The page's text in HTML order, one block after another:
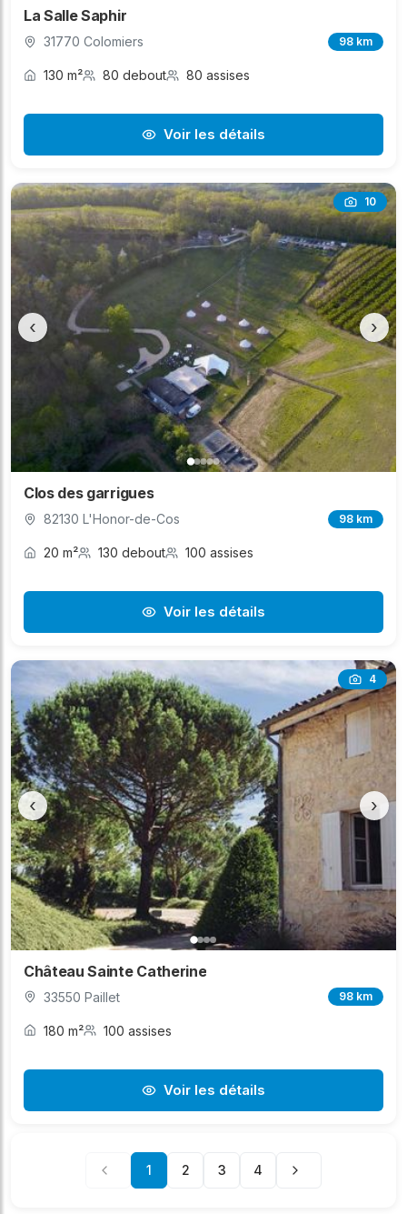
La Salle Saphir
31770 Colomiers 98 km
130 m² 80 debout 80 assises
Voir les détails
10
‹ ›
Clos des garrigues
82130 L'Honor-de-Cos 98 km
20 m² 130 debout 100 assises
Voir les détails
4
‹ ›
Château Sainte Catherine
33550 Paillet 98 km
180 m² 100 assises
Voir les détails
1 2 3 4